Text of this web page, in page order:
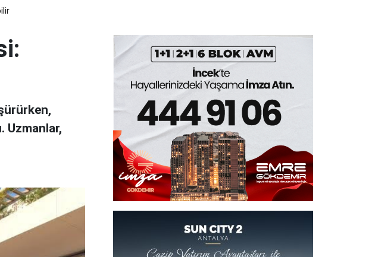
Uzmanlar,